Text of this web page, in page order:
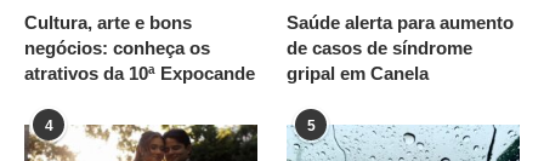
Cultura, arte e bons
negócios: conheça os
atrativos da 10ª Expocande
Saúde alerta para aumento
de casos de síndrome
gripal em Canela
4 5